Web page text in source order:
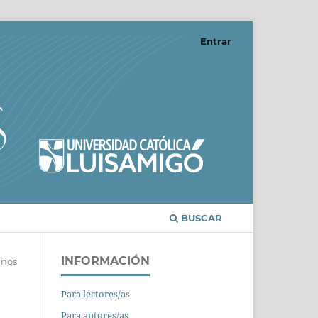
BUSCAR
Entrar
INFORMACIÓN
Para lectores/as
Para autores/as